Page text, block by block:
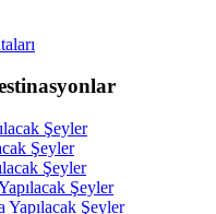
Şeyler
Şeyler
Şeyler
Şeyler
Yapılacak Şeyler